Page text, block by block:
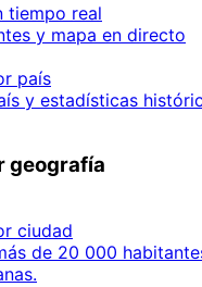
tiempo real
y mapa en directo
país
y estadísticas
geografía
ciudad
de 20 000